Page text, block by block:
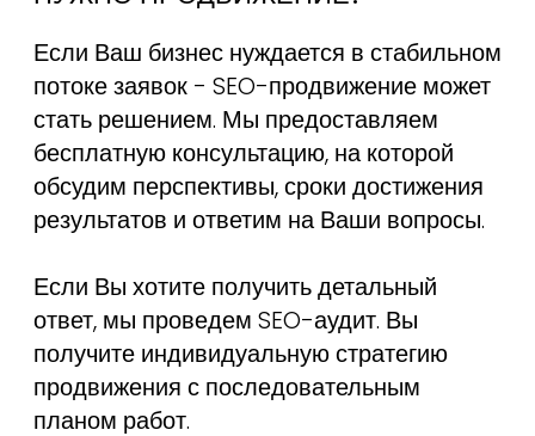
Полное руководство по маркетингу для малого
бизнеса в 2026 году: SEO, локальная
МАРКЕТИНГ МАЛОГО БИЗНЕСА 2026:
ЧТО ВЫБРАТЬ ВМЕСТО РЕКЛАМЫ?
читать статью
Почему контекстная реклама не
приносит продажи в 2026?
Разбираем 3 главные иллюзии...
ПОЧЕМУ КОНТЕКСТНАЯ РЕКЛАМА НЕ
ПРОДАЕТ: 3 ГЛАВНЫЕ ИЛЛЮЗИИ 2026